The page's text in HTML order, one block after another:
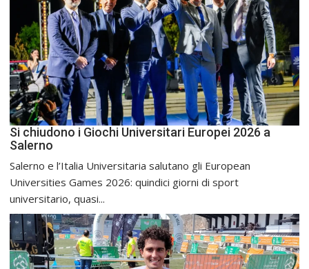
Si chiudono i Giochi Universitari Europei 2026 a
Salerno
Salerno e l’Italia Universitaria salutano gli European
Universities Games 2026: quindici giorni di sport
universitario, quasi...